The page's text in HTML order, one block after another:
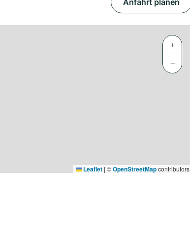
Anfahrt planen
+
−
Leaflet | ©OpenStreetMapcontributors